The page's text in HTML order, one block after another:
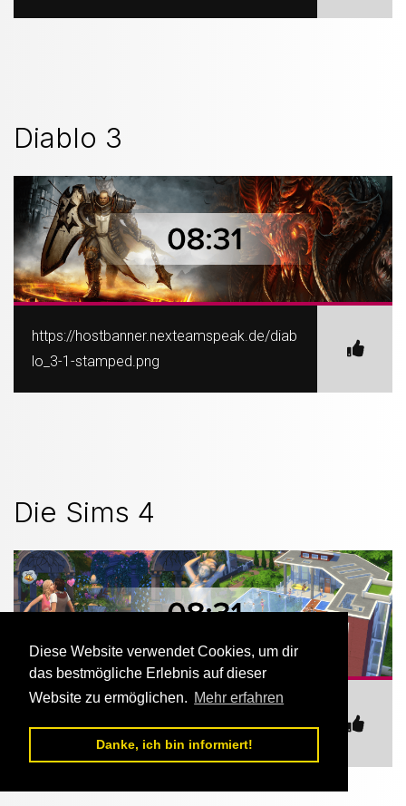
Diese Website verwendet Cookies, um dir
das bestmögliche Erlebnis auf dieser
Website zu ermöglichen. Mehr erfahren
Danke, ich bin informiert!
Diablo 3
https://hostbanner.nexteamspeak.de/diab
lo_3-1-stamped.png
Die Sims 4
https://hostbanner.nexteamspeak.de/sim
s_4-1-stamped.png